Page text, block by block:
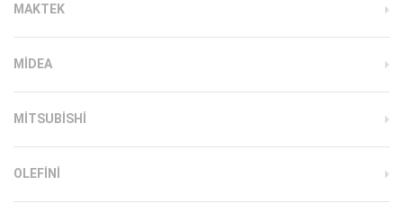
MAKTEK
MIDEA
MITSUBISHI
OLEFINI